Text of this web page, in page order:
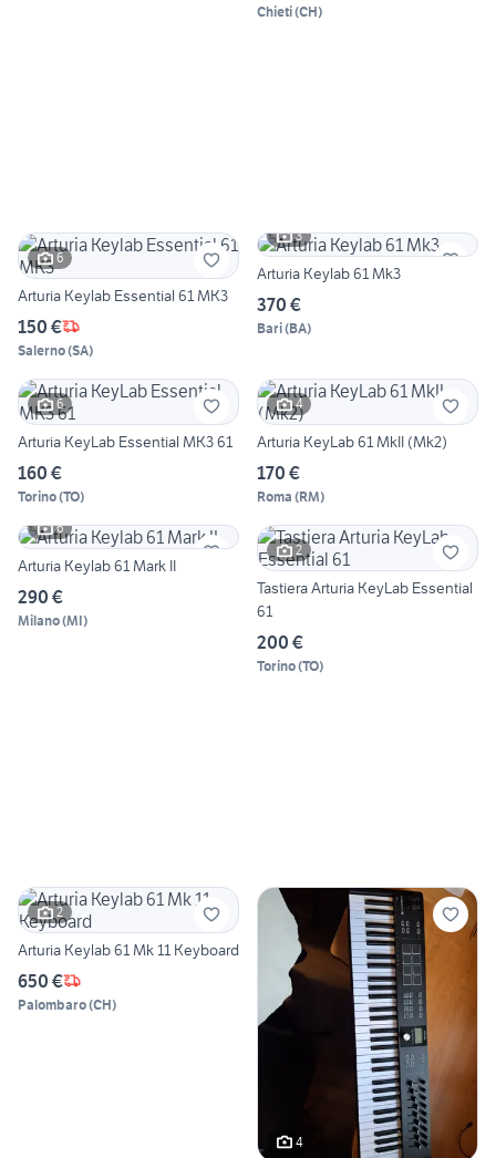
Chieti(CH)
6
Arturia Keylab Essential 61 MK3
150 €
Salerno(SA)
3
Arturia Keylab 61 Mk3
370 €
Bari(BA)
6
Arturia KeyLab Essential MK3 61
160 €
Torino(TO)
4
Arturia KeyLab 61 MkII (Mk2)
170 €
Roma (RM)
6
Arturia Keylab 61 Mark II
290 €
Milano(MI)
2
Tastiera Arturia KeyLab Essential
61
200 €
Torino(TO)
2
Arturia Keylab 61 Mk 11 Keyboard
650 €
Palombaro(CH)
4